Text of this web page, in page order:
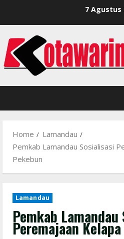
7 Agustus
Home
Lamandau
Pemkab Lamandau Sosialisasi
Pekebun
Lamandau
Pemkab
Peremajaan